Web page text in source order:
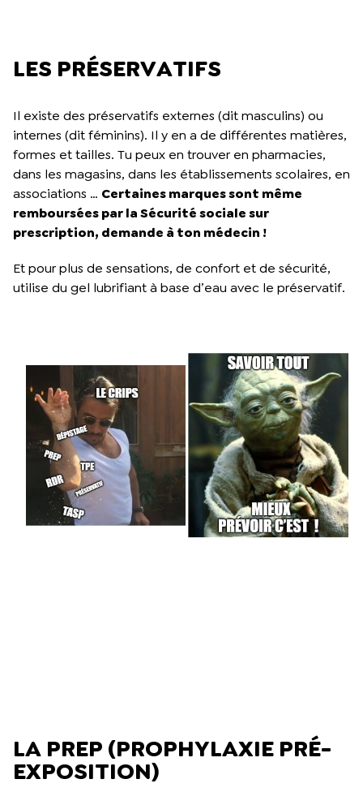
LES PRÉSERVATIFS
Il existe des préservatifs externes (dit masculins) ou
internes (dit féminins). Il y en a de différentes matières,
formes et tailles. Tu peux en trouver en pharmacies,
dans les magasins, dans les établissements scolaires, en
associations … Certaines marques sont même
remboursées par la Sécurité sociale sur
prescription, demande à ton médecin !
Et pour plus de sensations, de confort et de sécurité,
utilise du gel lubrifiant à base d’eau avec le préservatif.
LA PREP (PROPHYLAXIE PRÉ-
EXPOSITION)